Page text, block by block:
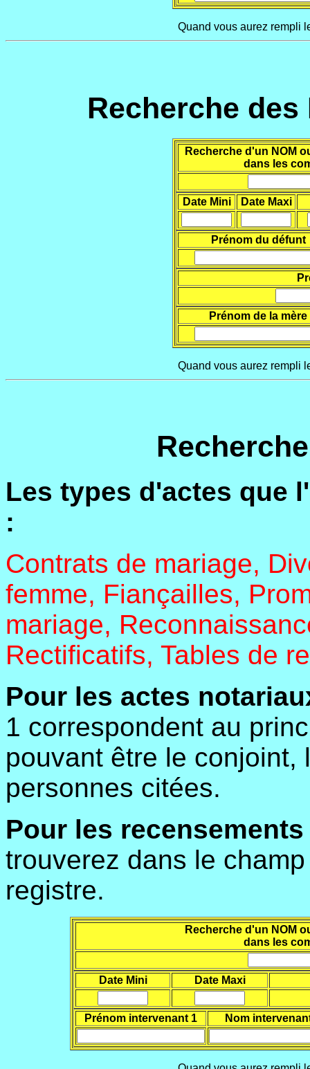
Quand vous aurez rempli
Recherche
Recherche d'un NOM
dans les
Date Mini Date Maxi
Prénom du défunt
Prénom de la mère
Quand vous aurez rempli
Les types d'actes que
:
Contrats de mariage,
femme, Fiançailles,
mariage,
Rectificatifs, Tables de
Pour les actes
1 correspondent au
pouvant être le conjoint,
personnes citées.
Pour les recensements
trouverez dans le
registre.
Recherche d'un NOM
dans les
Date Mini Date Maxi
Prénom intervenant 1 Nom